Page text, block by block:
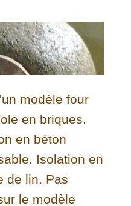
modèle four
en briques.
en béton
Isolation en
de lin. Pas
le modèle